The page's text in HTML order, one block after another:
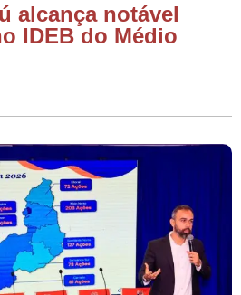
alcança notável
IDEB do Médio